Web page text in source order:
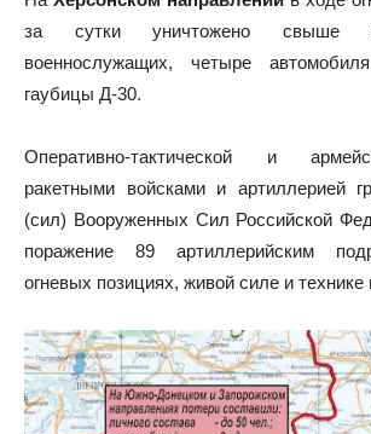
за сутки уничтожено свыше
военнослужащих, четыре
гаубицы Д-30.
Оперативно-тактической и
ракетными войсками и артиллерией
(сил) Вооруженных Сил Российской
поражение 89 артиллерийским
огневых позициях, живой силе и технике